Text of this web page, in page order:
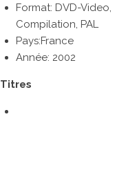
Format: DVD-Video,
Compilation, PAL
Pays:France
Année: 2002
Titres